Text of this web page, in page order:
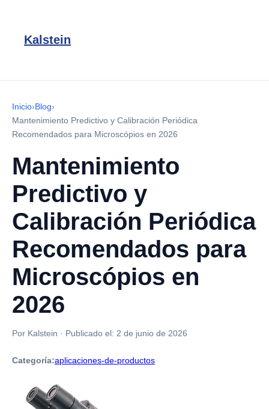
Kalstein
Inicio›Blog›
Mantenimiento Predictivo y Calibración Periódica
Recomendados para Microscópios en 2026
Mantenimiento
Predictivo y
Calibración Periódica
Recomendados para
Microscópios en
2026
Por Kalstein · Publicado el: 2 de junio de 2026
Categoría:aplicaciones-de-productos